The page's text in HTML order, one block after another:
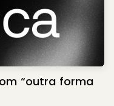
“outra forma